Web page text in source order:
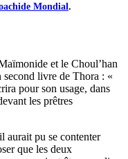
Mondial.
et le Choul’han
second livre de Thora : «
pour son usage, dans
les prêtres
aurait pu se contenter
que les deux